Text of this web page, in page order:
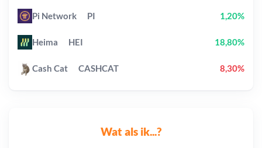
Wat als ik...?
Pi Network PI 1,20%
Heima HEI 18,80%
Cash Cat CASHCAT 8,30%